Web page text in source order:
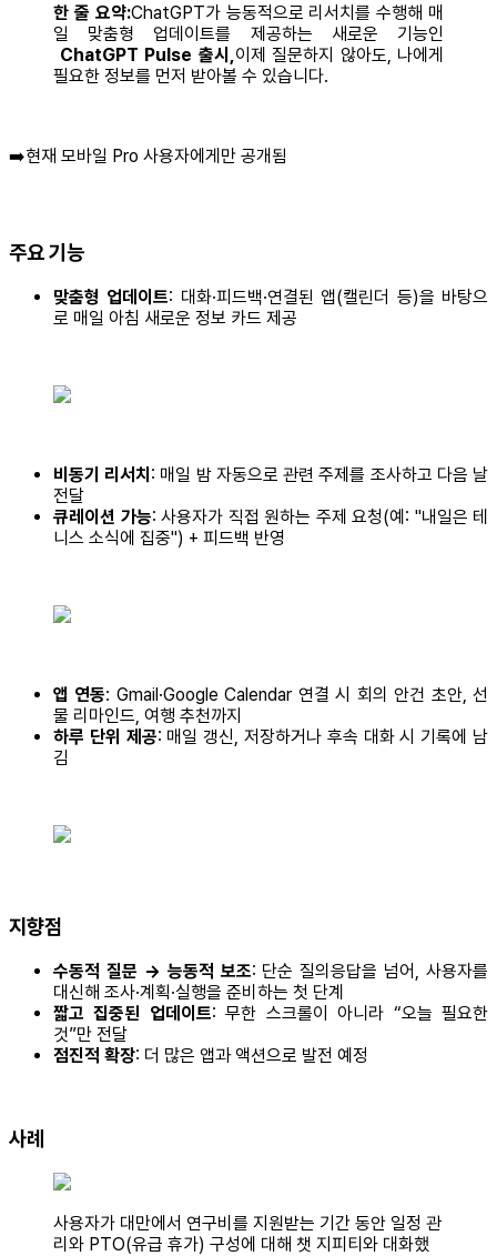
한 줄 요약:ChatGPT가 능동적으로 리서치를 수행해 매
일 맞춤형 업데이트를 제공하는 새로운 기능인
ChatGPT Pulse 출시,이제 질문하지 않아도, 나에게
필요한 정보를 먼저 받아볼 수 있습니다.
➡️현재 모바일 Pro 사용자에게만 공개됨
주요 기능
맞춤형 업데이트: 대화·피드백·연결된 앱(캘린더 등)을 바탕으
로 매일 아침 새로운 정보 카드 제공
비동기 리서치 : 매일 밤 자동으로 관련 주제를 조사하고 다음 날
전달
큐레이션 가능: 사용자가 직접 원하는 주제 요청(예: "내일은 테
니스 소식에 집중") + 피드백 반영
앱 연동: Gmail·Google Calendar 연결 시 회의 안건 초안, 선
물 리마인드, 여행 추천까지
하루 단위 제공: 매일 갱신, 저장하거나 후속 대화 시 기록에 남
김
지향점
수동적 질문 → 능동적 보조: 단순 질의응답을 넘어, 사용자를
대신해 조사·계획·실행을 준비하는 첫 단계
짧고 집중된 업데이트: 무한 스크롤이 아니라 “오늘 필요한
것”만 전달
점진적 확장: 더 많은 앱과 액션으로 발전 예정
사례
사용자가 대만에서 연구비를 지원받는 기간 동안 일정 관
리와 PTO(유급 휴가) 구성에 대해 챗 지피티와 대화했